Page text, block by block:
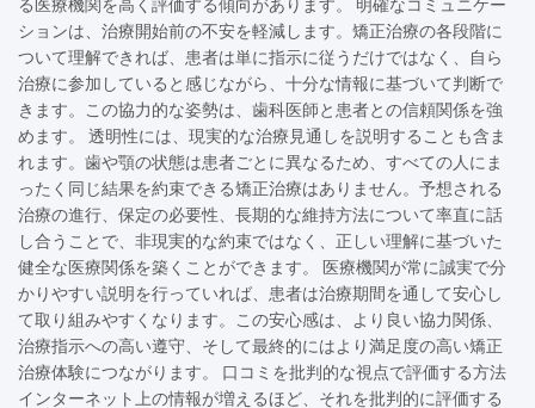
る医療機関を高く評価する傾向があります。 明確なコミュニケー
ションは、治療開始前の不安を軽減します。矯正治療の各段階に
ついて理解できれば、患者は単に指示に従うだけではなく、自ら
治療に参加していると感じながら、十分な情報に基づいて判断で
きます。この協力的な姿勢は、歯科医師と患者との信頼関係を強
めます。 透明性には、現実的な治療見通しを説明することも含ま
れます。歯や顎の状態は患者ごとに異なるため、すべての人にま
ったく同じ結果を約束できる矯正治療はありません。予想される
治療の進行、保定の必要性、長期的な維持方法について率直に話
し合うことで、非現実的な約束ではなく、正しい理解に基づいた
健全な医療関係を築くことができます。 医療機関が常に誠実で分
かりやすい説明を行っていれば、患者は治療期間を通して安心し
て取り組みやすくなります。この安心感は、より良い協力関係、
治療指示への高い遵守、そして最終的にはより満足度の高い矯正
治療体験につながります。 口コミを批判的な視点で評価する方法
インターネット上の情報が増えるほど、それを批判的に評価する